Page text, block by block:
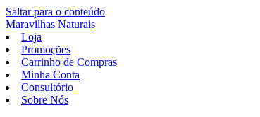
Saltar para o conteúdo
Maravilhas Naturais
Loja
Promoções
Carrinho de Compras
Minha Conta
Consultório
Sobre Nós